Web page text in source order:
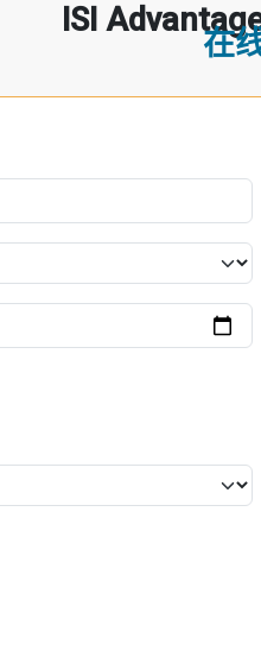
ISI
在